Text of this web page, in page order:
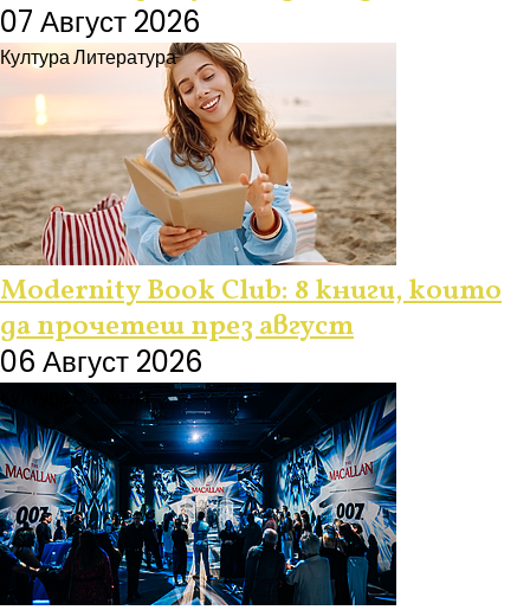
07 Август 2026
КултураЛитература
Modernity Book Club: 8 книги, които
да прочетеш през август
06 Август 2026
Култура Събития